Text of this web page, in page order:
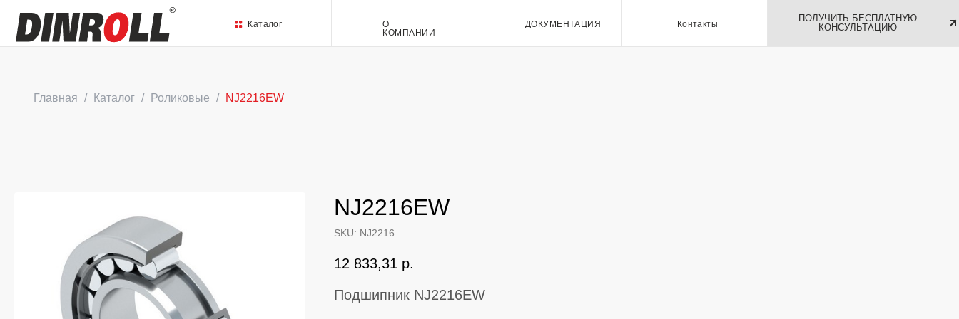
ДОКУМЕНТАЦИЯ
КОМПАНИИ
Каталог
ПОЛУЧИТЬ БЕСПЛАТНУЮ
Главная Каталог Роликовые NJ2216EW
NJ2216EW
SKU: NJ2216
12 833,31 р.
Подшипник NJ2216EW